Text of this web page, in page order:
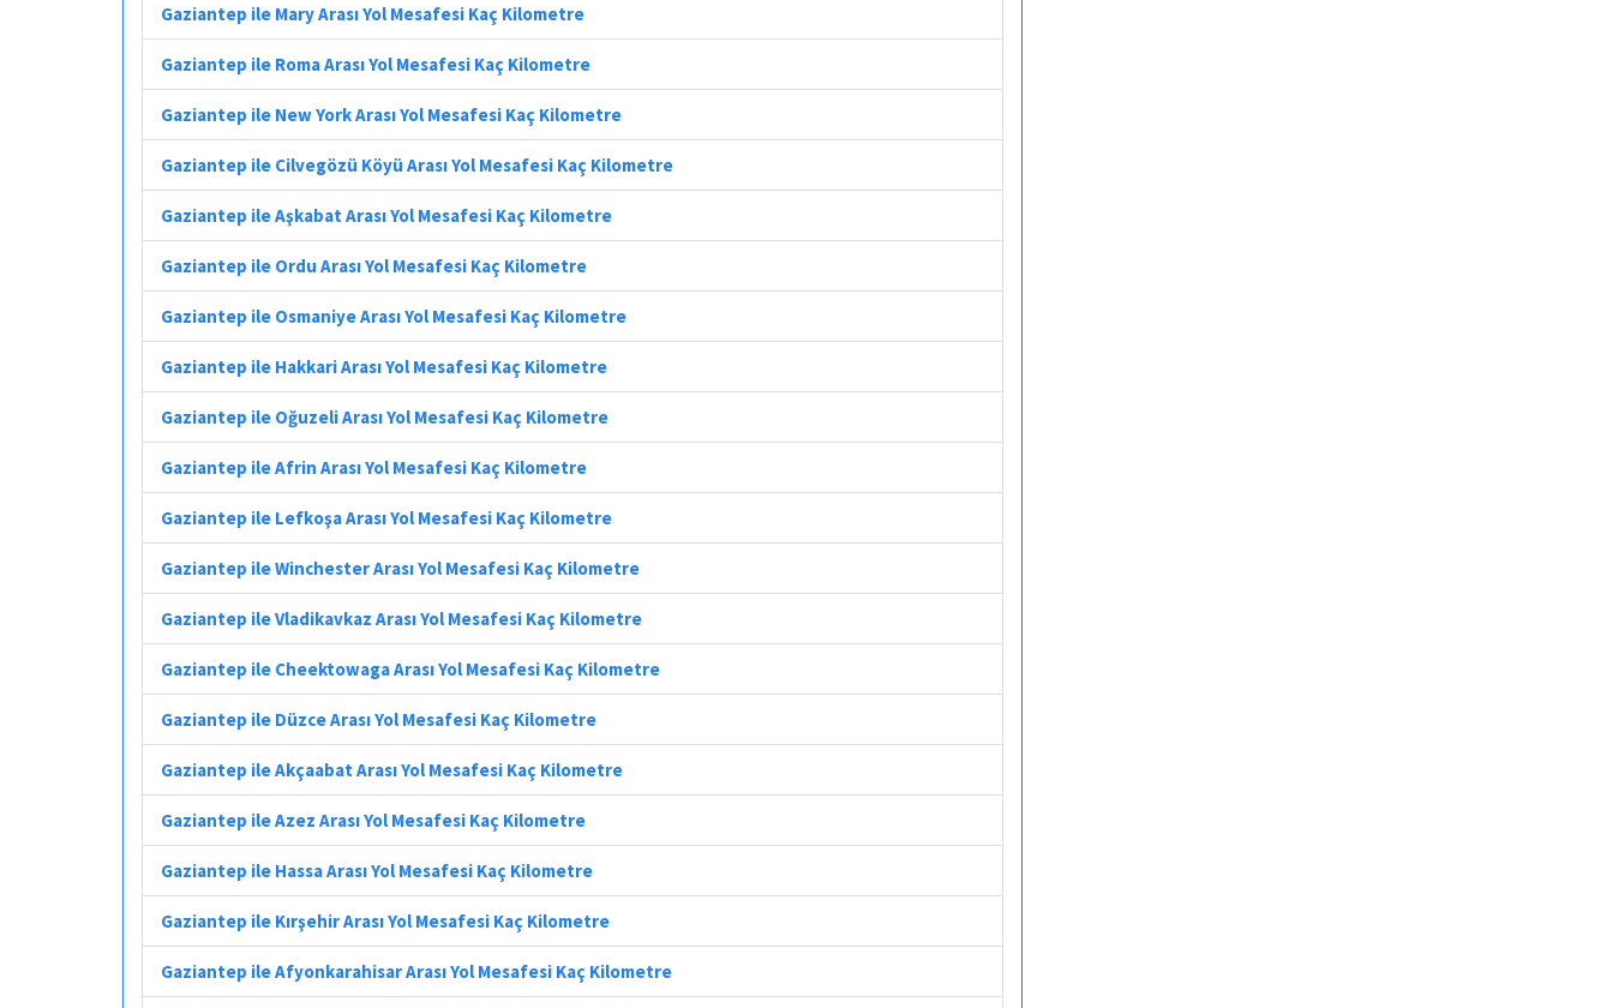
Gaziantep ile Mary Arası Yol Mesafesi Kaç Kilometre
Gaziantep ile Roma Arası Yol Mesafesi Kaç Kilometre
Gaziantep ile New York Arası Yol Mesafesi Kaç Kilometre
Gaziantep ile Cilvegözü Köyü Arası Yol Mesafesi Kaç Kilometre
Gaziantep ile Aşkabat Arası Yol Mesafesi Kaç Kilometre
Gaziantep ile Ordu Arası Yol Mesafesi Kaç Kilometre
Gaziantep ile Osmaniye Arası Yol Mesafesi Kaç Kilometre
Gaziantep ile Hakkari Arası Yol Mesafesi Kaç Kilometre
Gaziantep ile Oğuzeli Arası Yol Mesafesi Kaç Kilometre
Gaziantep ile Afrin Arası Yol Mesafesi Kaç Kilometre
Gaziantep ile Lefkoşa Arası Yol Mesafesi Kaç Kilometre
Gaziantep ile Winchester Arası Yol Mesafesi Kaç Kilometre
Gaziantep ile Vladikavkaz Arası Yol Mesafesi Kaç Kilometre
Gaziantep ile Cheektowaga Arası Yol Mesafesi Kaç Kilometre
Gaziantep ile Düzce Arası Yol Mesafesi Kaç Kilometre
Gaziantep ile Akçaabat Arası Yol Mesafesi Kaç Kilometre
Gaziantep ile Azez Arası Yol Mesafesi Kaç Kilometre
Gaziantep ile Hassa Arası Yol Mesafesi Kaç Kilometre
Gaziantep ile Kırşehir Arası Yol Mesafesi Kaç Kilometre
Gaziantep ile Afyonkarahisar Arası Yol Mesafesi Kaç Kilometre